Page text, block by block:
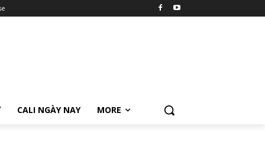
CALI NGÀY NAY MORE